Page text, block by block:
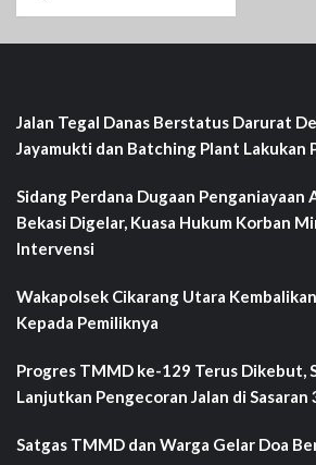
Jalan Tegal Danas Berstatus Darurat
Jayamukti dan Batching Plant Lakukan
Sidang Perdana Dugaan Penganiayaan
Bekasi Digelar, Kuasa Hukum Korban
Intervensi
Wakapolsek Cikarang Utara
Kepada Pemiliknya
Progres TMMD ke-129 Terus Dikebut,
Lanjutkan Pengecoran Jalan di Sasaran
Satgas TMMD dan Warga Gelar Doa